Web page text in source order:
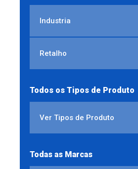
Industria
Retalho
Todos os Tipos de Produto
Ver Tipos de Produto
Todas as Marcas